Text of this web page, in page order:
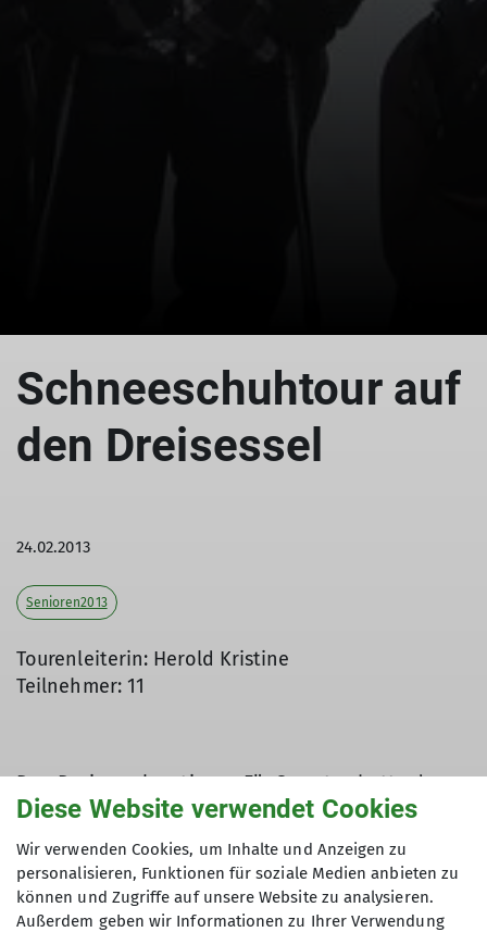
Schneeschuhtour auf
den Dreisessel
24.02.2013
Senioren2013
Tourenleiterin: Herold Kristine
Teilnehmer: 11
Den Dreisessel erstiegen Für Sonntag hatte der
Deutsche Alpenverein Sektion Dingolfing zu einer
Schneeschuh- und Skitour zum Dreisessselberg
eingeladen. Ab Frauenberg wurde dem neu
ausgeschilderten Schneeschuhwanderweg
gefolgt. Durch den vielen Neuschnee bot sich den
Diese Website verwendet Cookies
Wir verwenden Cookies, um Inhalte und Anzeigen zu
personalisieren, Funktionen für soziale Medien anbieten zu
können und Zugriffe auf unsere Website zu analysieren.
Außerdem geben wir Informationen zu Ihrer Verwendung